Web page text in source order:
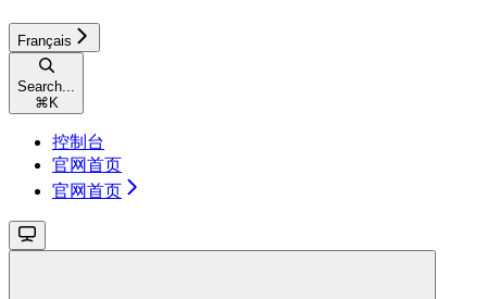
Français
Search...
⌘ K
控制台
官网首页
官网首页